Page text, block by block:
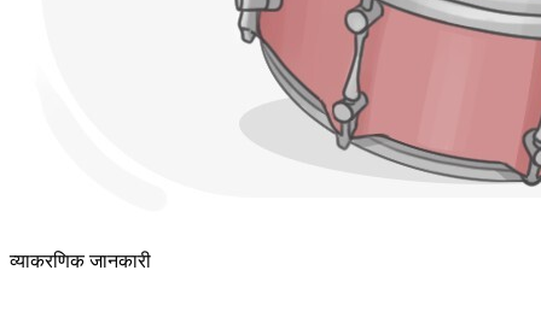
व्याकरणिक जानकारी